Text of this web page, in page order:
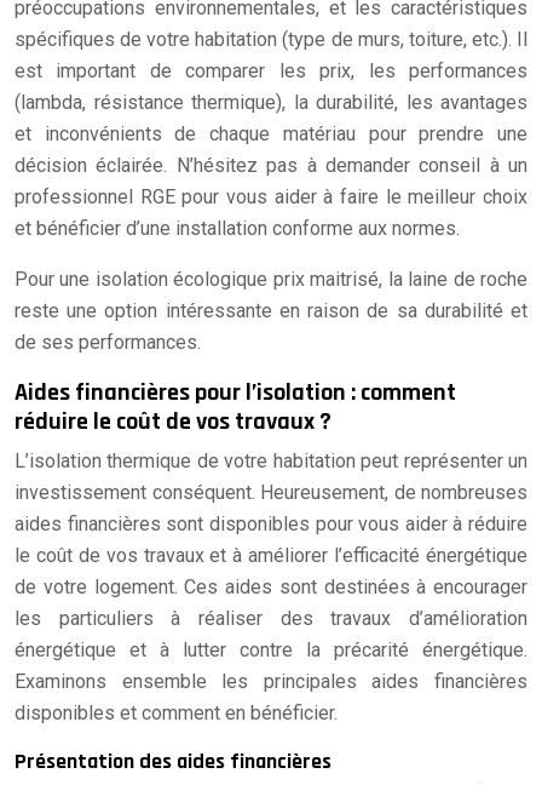
préoccupations environnementales, et les caractéristiques
spécifiques de votre habitation (type de murs, toiture, etc.). Il
est important de comparer les prix, les performances
(lambda, résistance thermique), la durabilité, les avantages
et inconvénients de chaque matériau pour prendre une
décision éclairée. N’hésitez pas à demander conseil à un
professionnel RGE pour vous aider à faire le meilleur choix
et bénéficier d’une installation conforme aux normes.
Pour une isolation écologique prix maitrisé, la laine de roche
reste une option intéressante en raison de sa durabilité et
de ses performances.
Aides financières pour l’isolation : comment
réduire le coût de vos travaux ?
L’isolation thermique de votre habitation peut représenter un
investissement conséquent. Heureusement, de nombreuses
aides financières sont disponibles pour vous aider à réduire
le coût de vos travaux et à améliorer l’efficacité énergétique
de votre logement. Ces aides sont destinées à encourager
les particuliers à réaliser des travaux d’amélioration
énergétique et à lutter contre la précarité énergétique.
Examinons ensemble les principales aides financières
disponibles et comment en bénéficier.
Présentation des aides financières